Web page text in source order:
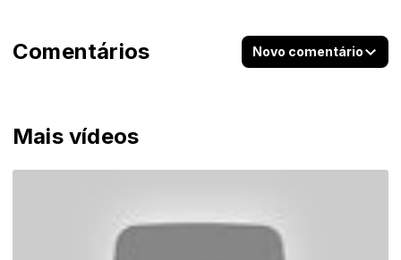
Mais vídeos
Comentários Novo comentário